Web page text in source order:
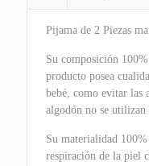
Pijama de 2 Piezas
Su composición
producto posea
bebé, como evitar las
algodón no se
Su materialidad
respiración de la piel